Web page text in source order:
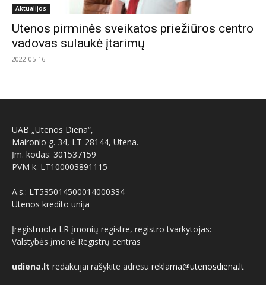
Aktualijos
Utenos pirminės sveikatos priežiūros centro
vadovas sulaukė įtarimų
2022-05-16
UAB „Utenos Diena“,
Maironio g. 34, LT-28144, Utena.
Įm. kodas: 301537159
PVM k. LT100003891115
A.s.: LT535014500014000334
Utenos kredito unija
Įregistruota LR įmonių registre, registro tvarkytojas:
Valstybės įmonė Registrų centras
udiena.lt redakcijai rašykite adresu reklama@utenosdiena.lt